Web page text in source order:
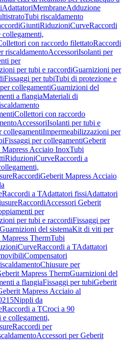
AdattatoriMembraneAdduzione
Tubi riscaldamento
GiuntiRiduzioniCurveRaccordi
collegamenti,
con raccordo filettatoRaccordi
riscaldamentoAccessoriIsolanti per
per
per tubi e raccordiGuarnizioni per
Fissaggi per tubiTubi di protezione e
collegamentiGuarnizioni del
a flangiaMateriali di
Collettori con raccordo
AccessoriIsolanti per tubi e
collegamentiImpermeabilizzazioni per
Fissaggi per collegamentiGeberit
Mapress Acciaio InoxTubi
RiduzioniCurveRaccordi a
RaccordiGeberit Mapress Acciaio
Raccordi a TAdattatori fissiAdattatori
RaccordiAccessori Geberit
per
per tubi e raccordiFissaggi per
Guarnizioni del sistemaKit di viti per
ThermTubi
CurveRaccordi a TAdattatori
Compensatori
Chiusure per
Mapress ThermGuarnizioni del
a flangiaFissaggi per tubiGeberit
Mapress Acciaio al
Nippli da
Raccordi a TCroci a 90
e collegamenti,
Raccordi per
Accessori per Geberit